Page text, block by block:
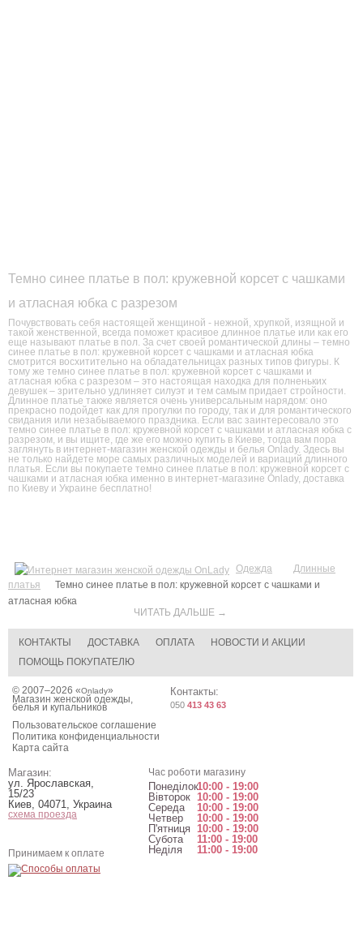
Темно синее платье в пол: кружевной корсет с чашками
и атласная юбка с разрезом
Почувствовать себя настоящей женщиной - нежной, хрупкой, изящной и
такой женственной, всегда поможет красивое длинное платье или как его
еще называют платье в пол. За счет своей романтической длины – темно
синее платье в пол: кружевной корсет с чашками и атласная юбка
смотрится восхитительно на обладательницах разных типов фигуры. К
тому же темно синее платье в пол: кружевной корсет с чашками и
атласная юбка с разрезом – это настоящая находка для полненьких
девушек – зрительно удлиняет силуэт и тем самым придает стройности.
Длинное платье также является очень универсальным нарядом: оно
прекрасно подойдет как для прогулки по городу, так и для романтического
свидания или незабываемого праздника. Если вас заинтересовало это
темно синее платье в пол: кружевной корсет с чашками и атласная юбка с
разрезом, и вы ищите, где же его можно купить в Киеве, тогда вам пора
заглянуть в интернет-магазин женской одежды и белья Onlady. Здесь вы
не только найдете море самых различных моделей и вариаций длинного
платья. Если вы покупаете темно синее платье в пол: кружевной корсет с
чашками и атласная юбка именно в интернет-магазине Onlady, доставка
по Киеву и Украине бесплатно!
ЧИТАТЬ ДАЛЬШЕ →
Одежда
Длинные
платья
Темно синее платье в пол: кружевной корсет с чашками и
атласная юбка
КОНТАКТЫ ДОСТАВКА ОПЛАТА
НОВОСТИ И АКЦИИ
ПОМОЩЬ ПОКУПАТЕЛЮ
© 2007–2026 «Onlady»
Магазин женской одежды,
белья и купальников
Пользовательское соглашение
Политика конфиденциальности
Карта сайта
Контакты:
050 413 43 63
Магазин:
ул. Ярославская,
15/23
Киев 04071 Украина
схема проезда
Час роботи магазину
Понеділок10:00 - 19:00
Вівторок 10:00 - 19:00
Середа
10:00 - 19:00
Четвер
10:00 - 19:00
П'ятниця 10:00 - 19:00
Субота
11:00 - 19:00
Неділя
11:00 - 19:00
Принимаем к оплате